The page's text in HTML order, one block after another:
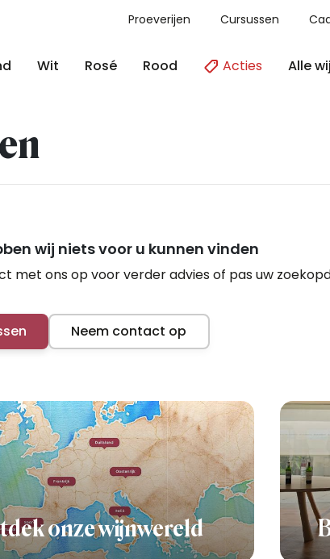
Proeverijen Cursussen
Wit Rosé Rood Acties Alle
wij niets voor u kunnen vinden
met ons op voor verder advies of pas uw
Neem contact op
onze wijnwereld